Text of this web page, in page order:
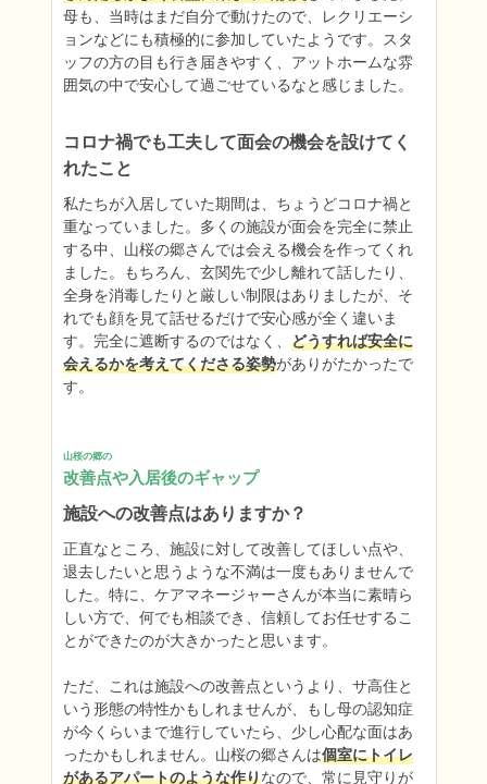
母も、当時はまだ自分で動けたので、レクリエーシ
ョンなどにも積極的に参加していたようです。スタ
ッフの方の目も行き届きやすく、アットホームな雰
囲気の中で安心して過ごせているなと感じました。
コロナ禍でも工夫して面会の機会を設けてく
れたこと
私たちが入居していた期間は、ちょうどコロナ禍と
重なっていました。多くの施設が面会を完全に禁止
する中、山桜の郷さんでは会える機会を作ってくれ
ました。もちろん、玄関先で少し離れて話したり、
全身を消毒したりと厳しい制限はありましたが、そ
れでも顔を見て話せるだけで安心感が全く違いま
す。完全に遮断するのではなく、 どうすれば安全に
会えるかを考えてくださる姿勢がありがたかったで
す。
山桜の郷の
改善点や入居後のギャップ
施設への改善点はありますか？
正直なところ、施設に対して改善してほしい点や、
退去したいと思うような不満は一度もありませんで
した。特に、ケアマネージャーさんが本当に素晴ら
しい方で、何でも相談でき、信頼してお任せするこ
とができたのが大きかったと思います。
ただ、これは施設への改善点というより、サ高住と
いう形態の特性かもしれませんが、もし母の認知症
が今くらいまで進行していたら、少し心配な面はあ
ったかもしれません。山桜の郷さんは個室にトイレ
があるアパートのような作りなので、常に見守りが